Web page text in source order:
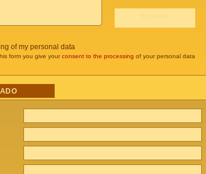
of my personal data
form you give your consent to the processing of your personal data